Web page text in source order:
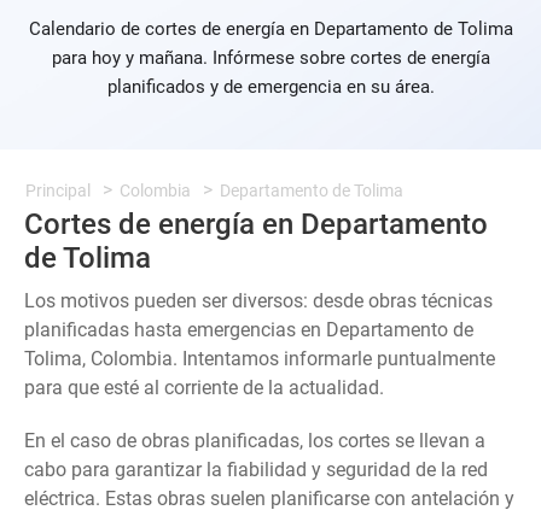
Calendario de cortes de energía en Departamento de Tolima
para hoy y mañana. Infórmese sobre cortes de energía
planificados y de emergencia en su área.
Principal Colombia Departamento de Tolima
Cortes de energía en Departamento
de Tolima
Los motivos pueden ser diversos: desde obras técnicas
planificadas hasta emergencias en Departamento de
Tolima, Colombia. Intentamos informarle puntualmente
para que esté al corriente de la actualidad.
En el caso de obras planificadas, los cortes se llevan a
cabo para garantizar la fiabilidad y seguridad de la red
eléctrica. Estas obras suelen planificarse con antelación y